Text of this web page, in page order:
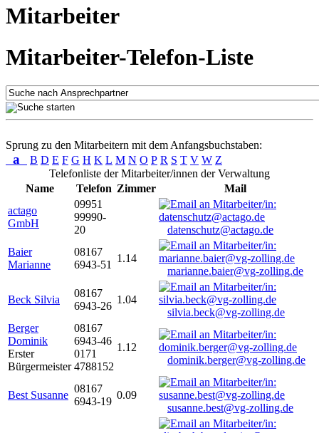
Mitarbeiter
Mitarbeiter-Telefon-Liste
Sprung zu den Mitarbeitern mit dem Anfangsbuchstaben:
a B D E F G H K L M N O P R S T V W Z
Telefonliste der Mitarbeiter/innen der Verwaltung
Name
Telefon Zimmer
Mail
actago
GmbH
09951
99990-
20
datenschutz@actago.de
Baier
Marianne
08167
6943-51
1.14
marianne.baier@vg-zolling.de
Beck Silvia
08167
6943-26
1.04
silvia.beck@vg-zolling.de
Berger
Dominik
Erster
Bürgermeister
08167
6943-46
0171
4788152
1.12
dominik.berger@vg-zolling.de
Best Susanne
08167
6943-19
0.09
susanne.best@vg-zolling.de